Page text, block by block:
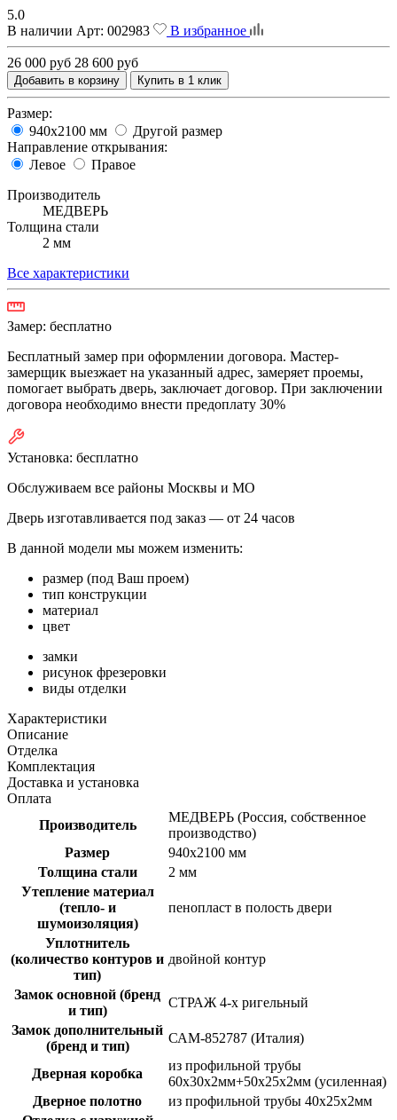
5.0
В наличии Арт: 002983 В избранное
26 000 руб 28 600 руб
Добавить в корзину Купить в 1 клик
Размер:
940х2100 мм
Другой размер
Направление открывания:
Левое
Правое
Производитель
МЕДВЕРЬ
Толщина стали
2 мм
Все характеристики
Замер: бесплатно
Бесплатный замер при оформлении договора. Мастер-
замерщик выезжает на указанный адрес, замеряет проемы,
помогает выбрать дверь, заключает договор. При заключении
договора необходимо внести предоплату 30%
Установка: бесплатно
Обслуживаем все районы Москвы и МО
Дверь изготавливается под заказ — от 24 часов
В данной модели мы можем изменить:
размер (под Ваш проем)
тип конструкции
материал
цвет
замки
рисунок фрезеровки
виды отделки
Характеристики
Описание
Отделка
Комплектация
Доставка и установка
Оплата
Производитель
МЕДВЕРЬ (Россия, собственное
производство)
Размер
940х2100 мм
Толщина стали
2 мм
Утепление материал
(тепло- и
шумоизоляция)
пенопласт в полость двери
Уплотнитель
(количество контуров и
тип)
двойной контур
Замок основной (бренд
и тип)
СТРАЖ 4-х ригельный
Замок дополнительный
(бренд и тип)
САМ-852787 (Италия)
Дверная коробка
из профильной трубы
60х30х2мм+50х25х2мм (усиленная)
Дверное полотно
из профильной трубы 40х25х2мм